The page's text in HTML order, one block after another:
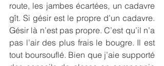
route, les jambes écartées, un cadavre
gît. Si gésir est le propre d’un cadavre.
Gésir là n’est pas propre. C’est qu’il n’a
pas l’air des plus frais le bougre. Il est
tout boursouflé. Bien que j’aie supporté